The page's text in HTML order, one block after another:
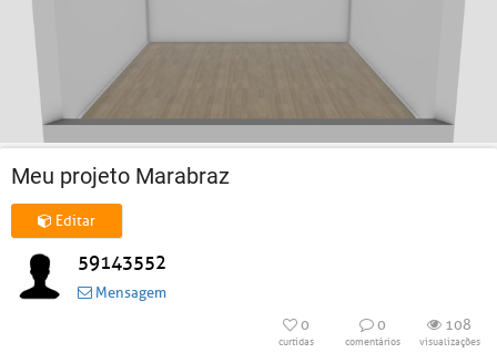
Meu projeto Marabraz
Editar
59143552
Mensagem
0
curtidas
0
comentários
108
visualizações